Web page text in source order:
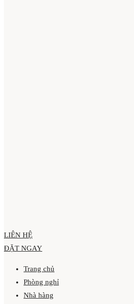
LIÊN HỆ
ĐẶT NGAY
Trang chủ
Phòng nghỉ
Nhà hàng